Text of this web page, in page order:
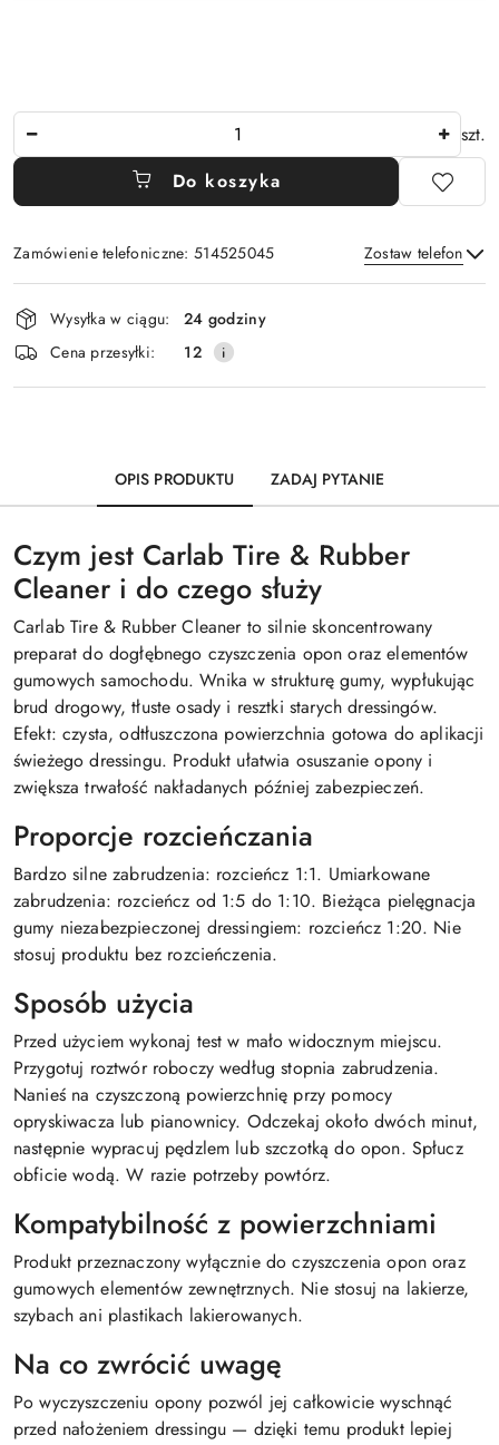
szt.
Do koszyka
Zamówienie telefoniczne: 514525045 Zostaw telefon
Wyślij
Dostępność
i
dostawa
Wysyłka w ciągu:
24 godziny
Cena przesyłki:
12
OPIS PRODUKTU ZADAJ PYTANIE
Czym jest Carlab Tire & Rubber
Cleaner i do czego służy
Carlab Tire & Rubber Cleaner to silnie skoncentrowany
preparat do dogłębnego czyszczenia opon oraz elementów
gumowych samochodu. Wnika w strukturę gumy, wypłukując
brud drogowy, tłuste osady i resztki starych dressingów.
Efekt: czysta, odtłuszczona powierzchnia gotowa do aplikacji
świeżego dressingu. Produkt ułatwia osuszanie opony i
zwiększa trwałość nakładanych później zabezpieczeń.
Proporcje rozcieńczania
Bardzo silne zabrudzenia: rozcieńcz 1:1. Umiarkowane
zabrudzenia: rozcieńcz od 1:5 do 1:10. Bieżąca pielęgnacja
gumy niezabezpieczonej dressingiem: rozcieńcz 1:20. Nie
stosuj produktu bez rozcieńczenia.
Sposób użycia
Przed użyciem wykonaj test w mało widocznym miejscu.
Przygotuj roztwór roboczy według stopnia zabrudzenia.
Nanieś na czyszczoną powierzchnię przy pomocy
opryskiwacza lub pianownicy. Odczekaj około dwóch minut,
następnie wypracuj pędzlem lub szczotką do opon. Spłucz
obficie wodą. W razie potrzeby powtórz.
Kompatybilność z powierzchniami
Produkt przeznaczony wyłącznie do czyszczenia opon oraz
gumowych elementów zewnętrznych. Nie stosuj na lakierze,
szybach ani plastikach lakierowanych.
Na co zwrócić uwagę
Po wyczyszczeniu opony pozwól jej całkowicie wyschnąć
przed nałożeniem dressingu — dzięki temu produkt lepiej